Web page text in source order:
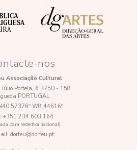
nos
Associação Cultural
Júlio Portela, 6 3750 - 158
PORTUGAL
W8.44616º
+351 234 603 164
para rede fixa nacional)
dorfeu@dorfeu.pt